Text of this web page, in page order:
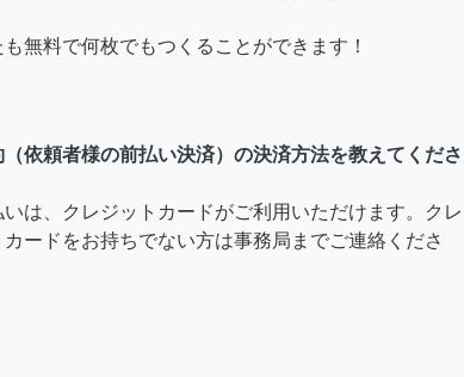
も無料で何枚でもつくることができます！
（依頼者様の前払い決済）の決済方法を教えてくださ
いは、クレジットカードがご利用いただけます。クレ
カードをお持ちでない方は事務局までご連絡くださ